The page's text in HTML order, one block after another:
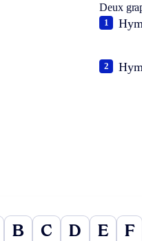
Deux
1
2
B C D E F